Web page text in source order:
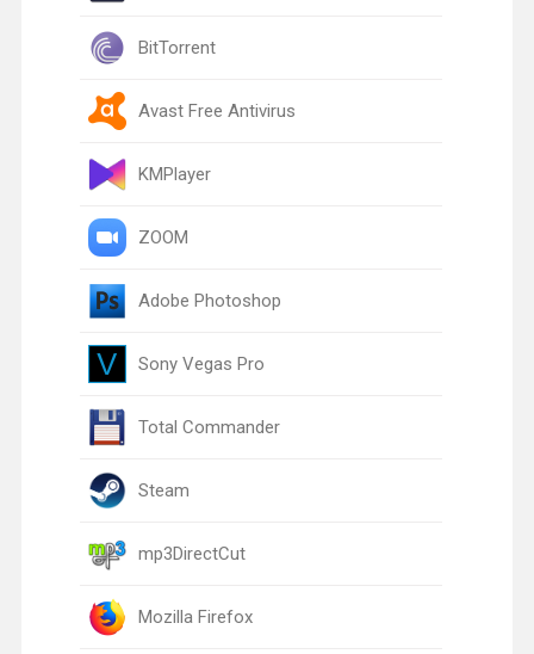
BitTorrent
Avast Free Antivirus
KMPlayer
ZOOM
Adobe Photoshop
Sony Vegas Pro
Total Commander
Steam
mp3DirectCut
Mozilla Firefox